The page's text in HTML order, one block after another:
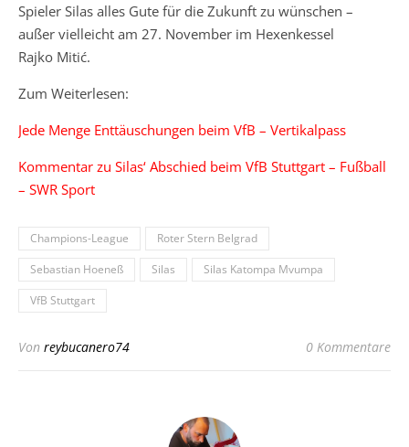
Spieler Silas alles Gute für die Zukunft zu wünschen –
außer vielleicht am 27. November im Hexenkessel
Rajko Mitić.
Zum Weiterlesen:
Jede Menge Enttäuschungen beim VfB – Vertikalpass
Kommentar zu Silas‘ Abschied beim VfB Stuttgart – Fußball
– SWR Sport
Champions-League
Roter Stern Belgrad
Sebastian Hoeneß
Silas
Silas Katompa Mvumpa
VfB Stuttgart
Von reybucanero74 0 Kommentare